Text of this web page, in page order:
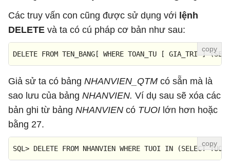
Các truy vấn con cũng được sử dụng với lệnh
DELETE và ta có cú pháp cơ bản như sau:
DELETE FROM TEN_BANG[ WHERE TOAN_TU [ GIA_TRI ] (
Giả sử ta có bảng NHANVIEN_QTM có sẵn mà là
sao lưu của bảng NHANVIEN. Ví dụ sau sẽ xóa các
bản ghi từ bảng NHANVIEN có TUOI lớn hơn hoặc
bằng 27.
SQL> DELETE FROM NHANVIEN WHERE TUOI IN (SELECT TUOI